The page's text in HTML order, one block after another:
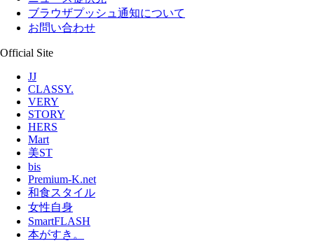
ブラウザプッシュ通知について
お問い合わせ
Official Site
JJ
CLASSY.
VERY
STORY
HERS
Mart
美ST
bis
Premium-K.net
和食スタイル
女性自身
SmartFLASH
本がすき。